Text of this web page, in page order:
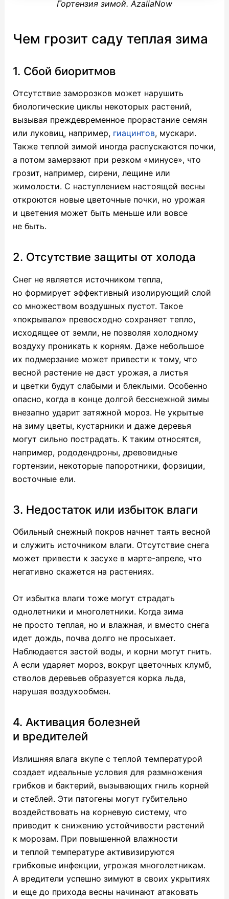
Гортензия зимой. AzaliaNow
Чем грозит саду теплая зима
1. Сбой биоритмов
Отсутствие заморозков может нарушить
биологические циклы некоторых растений,
вызывая преждевременное прорастание семян
или луковиц, например, гиацинтов, мускари.
Также теплой зимой иногда распускаются почки,
а потом замерзают при резком «минусе», что
грозит, например, сирени, лещине или
жимолости. С наступлением настоящей весны
откроются новые цветочные почки, но урожая
и цветения может быть меньше или вовсе
не быть.
2. Отсутствие защиты от холода
Снег не является источником тепла,
но формирует эффективный изолирующий слой
со множеством воздушных пустот. Такое
«покрывало» превосходно сохраняет тепло,
исходящее от земли, не позволяя холодному
воздуху проникать к корням. Даже небольшое
их подмерзание может привести к тому, что
весной растение не даст урожая, а листья
и цветки будут слабыми и блеклыми. Особенно
опасно, когда в конце долгой бесснежной зимы
внезапно ударит затяжной мороз. Не укрытые
на зиму цветы, кустарники и даже деревья
могут сильно пострадать. К таким относятся,
например, рододендроны, древовидные
гортензии, некоторые папоротники, форзиции,
восточные ели.
3. Недостаток или избыток влаги
Обильный снежный покров начнет таять весной
и служить источником влаги. Отсутствие снега
может привести к засухе в марте-апреле, что
негативно скажется на растениях.
От избытка влаги тоже могут страдать
однолетники и многолетники. Когда зима
не просто теплая, но и влажная, и вместо снега
идет дождь, почва долго не просыхает.
Наблюдается застой воды, и корни могут гнить.
А если ударяет мороз, вокруг цветочных клумб,
стволов деревьев образуется корка льда,
нарушая воздухообмен.
4. Активация болезней
и вредителей
Излишняя влага вкупе с теплой температурой
создает идеальные условия для размножения
грибков и бактерий, вызывающих гниль корней
и стеблей. Эти патогены могут губительно
воздействовать на корневую систему, что
приводит к снижению устойчивости растений
к морозам. При повышенной влажности
и теплой температуре активизируются
грибковые инфекции, угрожая многолетникам.
А вредители успешно зимуют в своих укрытиях
и еще до прихода весны начинают атаковать